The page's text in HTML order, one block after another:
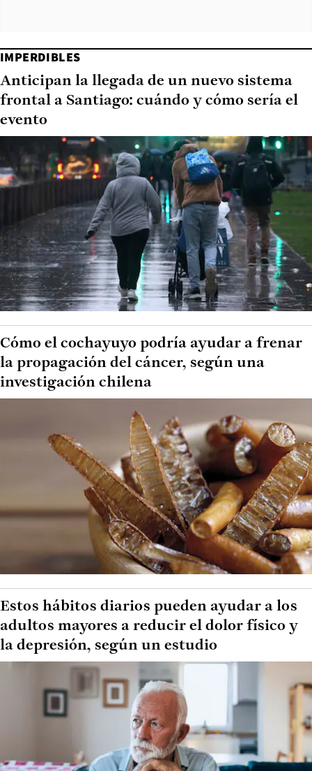
IMPERDIBLES
Anticipan la llegada de un nuevo sistema
frontal a Santiago: cuándo y cómo sería el
evento
Cómo el cochayuyo podría ayudar a frenar
la propagación del cáncer, según una
investigación chilena
Estos hábitos diarios pueden ayudar a los
adultos mayores a reducir el dolor físico y
la depresión, según un estudio